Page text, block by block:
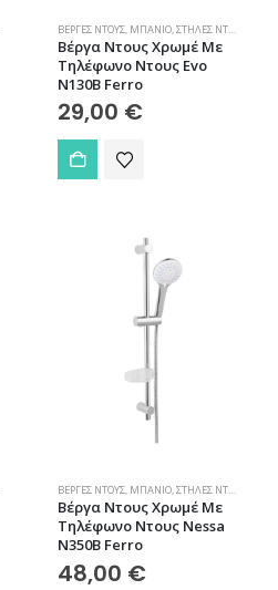
ΒΈΡΓΕΣ ΝΤΟΥΣ, ΜΠΆΝΙΟ,ΣΤΉΛΕΣ ΝΤΟΥΣ
Βέργα Ντους Χρωμέ Με
Τηλέφωνο Ντους Evo
N130B Ferro
29,00 €
ΒΈΡΓΕΣ ΝΤΟΥΣ, ΜΠΆΝΙΟ,ΣΤΉΛΕΣ ΝΤΟΥΣ
Βέργα Ντους Χρωμέ Με
Τηλέφωνο Ντους Nessa
N350B Ferro
48,00 €